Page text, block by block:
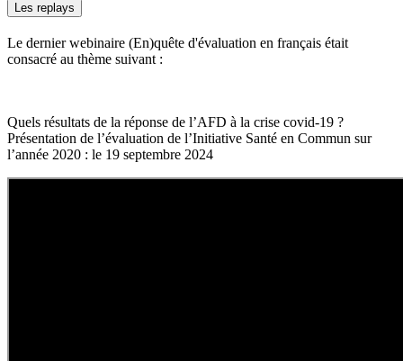
Les replays
Le dernier webinaire (En)quête d'évaluation en français était
consacré au thème suivant :
Quels résultats de la réponse de l’AFD à la crise covid-19 ?
Présentation de l’évaluation de l’Initiative Santé en Commun sur
l’année 2020 : le 19 septembre 2024